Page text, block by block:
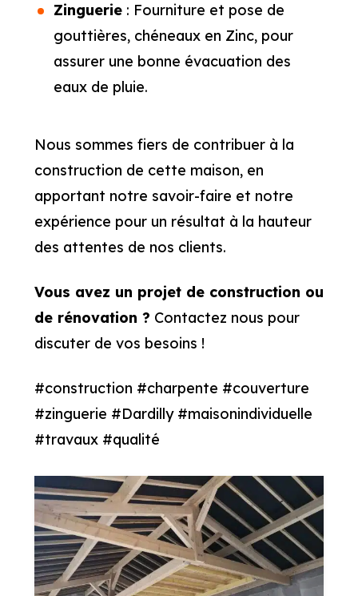
Zinguerie: Fourniture et pose de
gouttières, chéneaux en Zinc, pour
assurer une bonne évacuation des
eaux de pluie.
Nous sommes fiers de contribuer à la
construction de cette maison, en
apportant notre savoir-faire et notre
expérience pour un résultat à la hauteur
des attentes de nos clients.
Vous avez un projet de construction ou
de rénovation ? Contactez nous pour
discuter de vos besoins !
#construction #charpente #couverture
#zinguerie #Dardilly #maisonindividuelle
#travaux #qualité